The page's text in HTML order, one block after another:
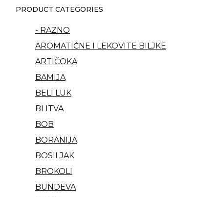
PRODUCT CATEGORIES
- RAZNO
AROMATIČNE I LEKOVITE BILJKE
ARTIČOKA
BAMIJA
BELI LUK
BLITVA
BOB
BORANIJA
BOSILJAK
BROKOLI
BUNDEVA